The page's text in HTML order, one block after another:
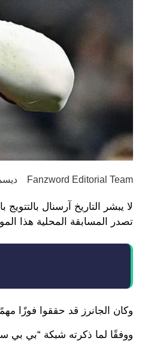
Fanzword Editorial Team ديسمبر
تصدر المسابقة المحلية هذا الموسم
وكان الجانرز قد حققوا فوزًا
ووفقًا لما ذكرته شبكة “بي بي سي” ففي آخر 4 مرات دخل آرسنال فيها فترة الكريسماس،